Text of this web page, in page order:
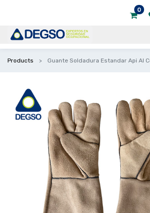
0
Products Guante Soldadura Estandar Api Al